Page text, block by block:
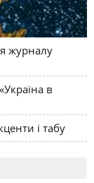
журналу
в
і табу